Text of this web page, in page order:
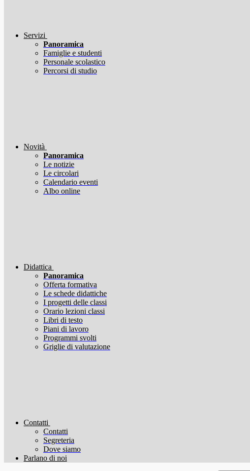
Servizi
Panoramica
Famiglie e studenti
Personale scolastico
Percorsi di studio
Novità
Panoramica
Le notizie
Le circolari
Calendario eventi
Albo online
Didattica
Panoramica
Offerta formativa
Le schede didattiche
I progetti delle classi
Orario lezioni classi
Libri di testo
Piani di lavoro
Programmi svolti
Griglie di valutazione
Contatti
Contatti
Segreteria
Dove siamo
Parlano di noi